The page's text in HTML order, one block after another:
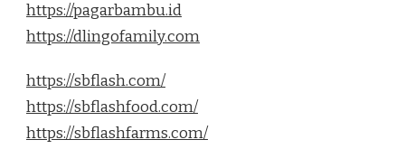
https://pagarbambu.id
https://dlingofamily.com
https://sbflash.com/
https://sbflashfood.com/
https://sbflashfarms.com/